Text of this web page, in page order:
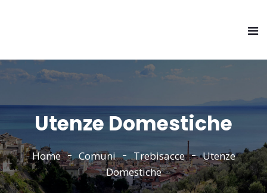
Utenze Domestiche
Home Comuni Trebisacce
Utenze
Domestiche